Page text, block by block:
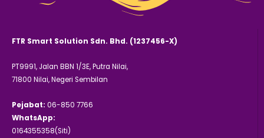
FTR Smart Solution Sdn. Bhd. (1237456-X)
PT9991, Jalan BBN 1/3E, Putra Nilai,
71800 Nilai, Negeri Sembilan
Pejabat: 06-850 7766
WhatsApp:
0164355358(Siti)